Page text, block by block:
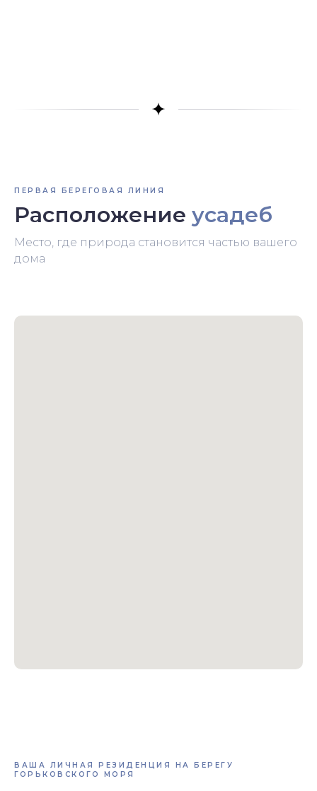
ПЕРВАЯ БЕРЕГОВАЯ ЛИНИЯ
Расположение усадеб
Место, где природа становится частью вашего
дома
ВАША ЛИЧНАЯ РЕЗИДЕНЦИЯ НА БЕРЕГУ
ГОРЬКОВСКОГО МОРЯ